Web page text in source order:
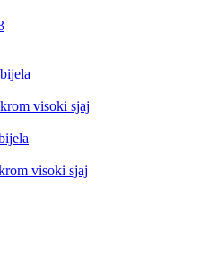
visoki sjaj
visoki sjaj